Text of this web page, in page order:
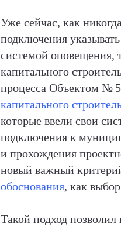
Уже сейчас, как
подключения
системой оповещения,
капитального
процесса Объектом №
капитального
которые ввели свои
подключения к
и прохождения
новый важный
обоснования, как
Такой подход